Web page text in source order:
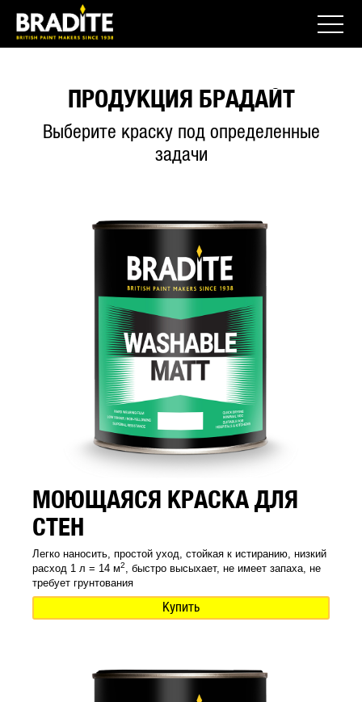
ПРОДУКЦИЯ БРАДАЙТ
Выберите краску под определенные
задачи
МОЮЩАЯСЯ КРАСКА ДЛЯ
СТЕН
Легко наносить, простой уход, стойкая к истиранию, низкий
расход 1 л = 14 м2
, быстро высыхает, не имеет запаха, не
требует грунтования
Купить